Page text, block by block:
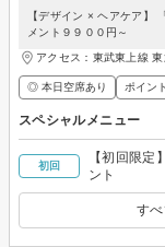
【デザイン × ヘアケア】
メント９９００円～
アクセス：東武東上線
◎ 本日空席あり ポイン
スペシャルメニュー
初回
【初回限
ント
す